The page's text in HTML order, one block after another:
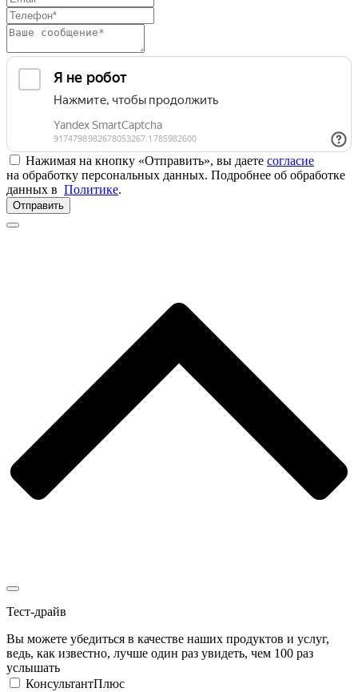
Нажимая на кнопку «Отправить», вы даете согласие
на обработку персональных данных. Подробнее об обработке
данных в Политике.
Отправить
Тест-драйв
Вы можете убедиться в качестве наших продуктов и услуг,
ведь, как известно, лучше один раз увидеть, чем 100 раз
услышать
КонсультантПлюс